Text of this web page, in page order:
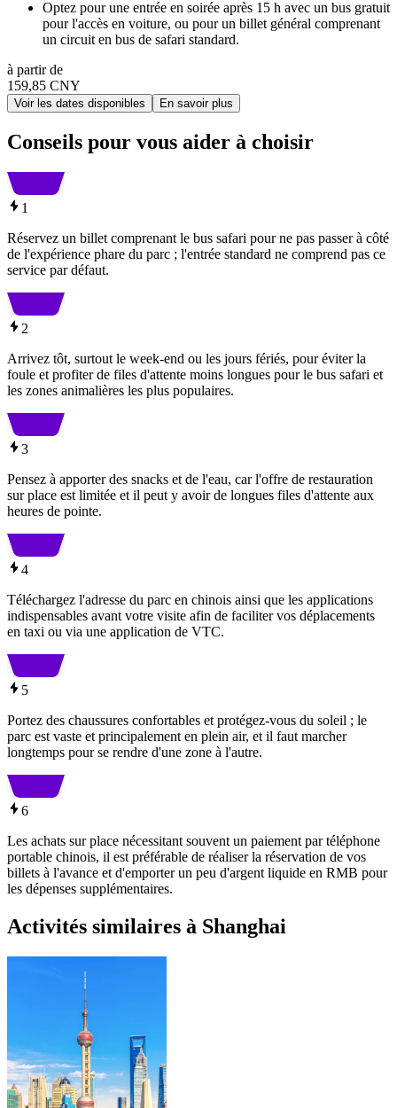
Optez pour une entrée en soirée après 15 h avec un bus gratuit
pour l'accès en voiture, ou pour un billet général comprenant
un circuit en bus de safari standard.
à partir de
159,85 CNY
Voir les dates disponibles En savoir plus
Conseils pour vous aider à choisir
1
Réservez un billet comprenant le bus safari pour ne pas passer à côté
de l'expérience phare du parc ; l'entrée standard ne comprend pas ce
service par défaut.
2
Arrivez tôt, surtout le week-end ou les jours fériés, pour éviter la
foule et profiter de files d'attente moins longues pour le bus safari et
les zones animalières les plus populaires.
3
Pensez à apporter des snacks et de l'eau, car l'offre de restauration
sur place est limitée et il peut y avoir de longues files d'attente aux
heures de pointe.
4
Téléchargez l'adresse du parc en chinois ainsi que les applications
indispensables avant votre visite afin de faciliter vos déplacements
en taxi ou via une application de VTC.
5
Portez des chaussures confortables et protégez-vous du soleil ; le
parc est vaste et principalement en plein air, et il faut marcher
longtemps pour se rendre d'une zone à l'autre.
6
Les achats sur place nécessitant souvent un paiement par téléphone
portable chinois, il est préférable de réaliser la réservation de vos
billets à l'avance et d'emporter un peu d'argent liquide en RMB pour
les dépenses supplémentaires.
Activités similaires à Shanghai